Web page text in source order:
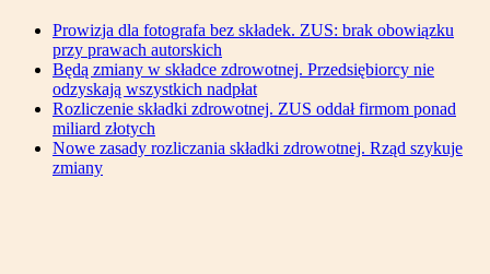
Prowizja dla fotografa bez składek. ZUS: brak obowiązku
przy prawach autorskich
Będą zmiany w składce zdrowotnej. Przedsiębiorcy nie
odzyskają wszystkich nadpłat
Rozliczenie składki zdrowotnej. ZUS oddał firmom ponad
miliard złotych
Nowe zasady rozliczania składki zdrowotnej. Rząd szykuje
zmiany